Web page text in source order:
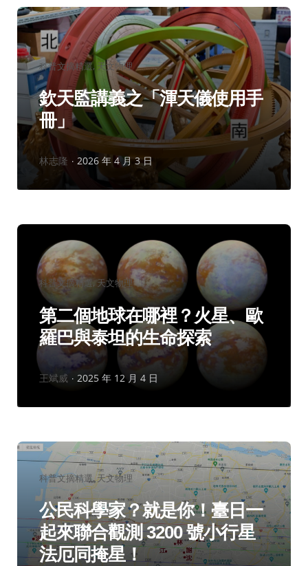
分
類：
科普文摘精選 天文物理
欽天監講義之「渾天儀使用手
冊」
作
林志隆 2026 年 4 月 3 日
分
類：
科普文摘精選 天文物理
第二個地球在哪裡？火星、歐
羅巴與泰坦的生命探索
作
王斌威 2025 年 12 月 4 日
分
類：
科普文摘精選 天文物理
公民科學家？就是你！臺日一
起來聯合觀測 3200 號小行星
法厄同掩星！